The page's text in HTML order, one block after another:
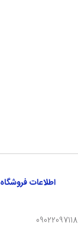
اطلاعات فروشگاه
09022097118